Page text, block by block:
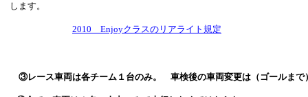
します。
2010 Enjoyクラスのリアライト規定
③レース車両は各チーム１台のみ。 車検後の車両変更は（ゴールまで